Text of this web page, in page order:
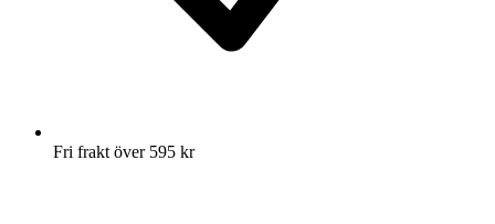
Fri frakt över 595 kr